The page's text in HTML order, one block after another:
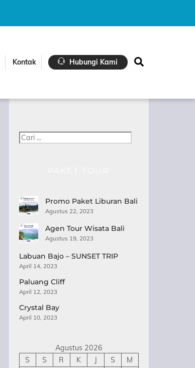
Kontak Hubungi Kami
Cari
Promo Paket Liburan Bali
Agustus 22, 2023
Agen Tour Wisata Bali
Agustus 19, 2023
Labuan Bajo – SUNSET TRIP
April 14, 2023
Paluang Cliff
April 12, 2023
Crystal Bay
April 10, 2023
Agustus 2026
S
S R K J S
M